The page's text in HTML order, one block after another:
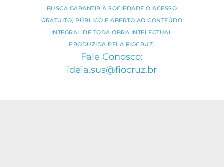
BUSCA GARANTIR À SOCIEDADE O ACESSO
GRATUITO, PÚBLICO E ABERTO AO CONTEÚDO
INTEGRAL DE TODA OBRA INTELECTUAL
PRODUZIDA PELA FIOCRUZ.
Fale Conosco:
ideia.sus@fiocruz.br